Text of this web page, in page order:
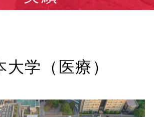
大学（医療）